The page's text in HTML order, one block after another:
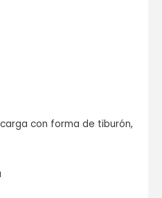
con forma de tiburón,